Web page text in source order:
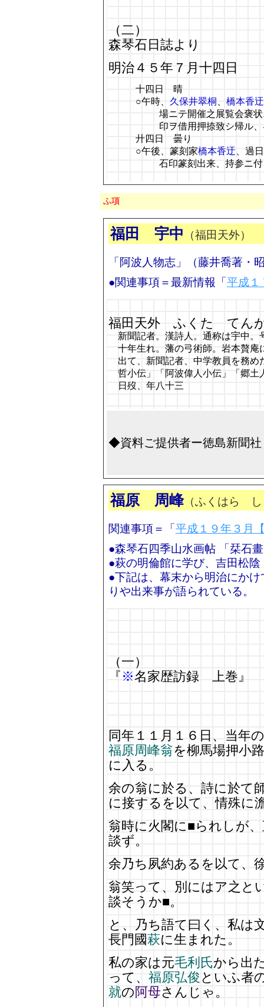
（二）
森琴石日誌より
明治４５年７月十四日
十四日 晴
○午時、 久保井翠桐
橋本香迂
場ニテ開催之展覧会褒
印ヲ借用押捺致シ帰ル
廾四日 曇り
○午後、篆刻家橋本香迂 、過
石印篆刻出来、持参ニ
ふ項
福田 宇中 （福田天外）
「阿波人物志」（藤井喬著・
●関連事項＝最新情報「 平成１
福田天外 ふくた てんが
新聞記者。漢詩人。通称は宇中
十年生れ。藩の弓術師。岩本贅庵
出て、新聞記者、中学教員を務
哲小伝」「阿波偉人小伝」「郷
日歿、年八十三
◆資料ご提供者ー徳島新聞
福原 周峰（ふくはら し
関連事項＝「 平成１９年３月
●森琴石四季山水画帖 「栞石
●萩の明倫館に学び、吉田松
●下記は、幕末から明治にか
りや出来事が語られている。
（一）
『 ※名家歴訪録 上巻
同年１１月１６日、当年
福原周峰翁を柳馬場押小
に入る。
余の翁に於る、詩に於て
に接するを以て、情殊に
翁時に火閣に■られしが
談ず。
余乃ち夙約あるを以て、
翁笑って、別にはア之と
談そうか■。
と、乃ち語て曰く、私は
長門國萩に生まれた。
私の家は元毛利氏から出
って、 福原弘俊 といふ者
就の阿母さんじゃ。